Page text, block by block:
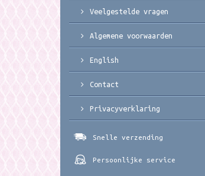
Veelgestelde vragen
Algemene voorwaarden
English
Contact
Privacyverklaring
Snelle verzending
Persoonlijke service